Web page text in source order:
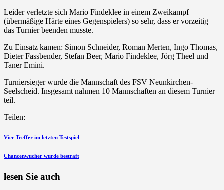
Leider verletzte sich Mario Findeklee in einem Zweikampf
(übermäßige Härte eines Gegenspielers) so sehr, dass er vorzeitig
das Turnier beenden musste.
Zu Einsatz kamen: Simon Schneider, Roman Merten, Ingo Thomas,
Dieter Fassbender, Stefan Beer, Mario Findeklee, Jörg Theel und
Taner Emini.
Turniersieger wurde die Mannschaft des FSV Neunkirchen-
Seelscheid. Insgesamt nahmen 10 Mannschaften an diesem Turnier
teil.
Teilen:
Beitragsnavigation
vorherigen
Vier Treffer im letzten Testspiel
nächsten
Chancenwucher wurde bestraft
lesen Sie auch